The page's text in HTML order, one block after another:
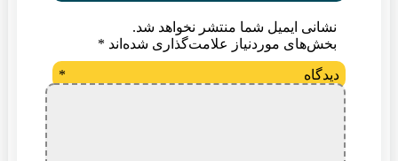
نشانی ایمیل شما منتشر نخواهد شد.
بخش‌های موردنیاز علامت‌گذاری شده‌اند *
دیدگاه *